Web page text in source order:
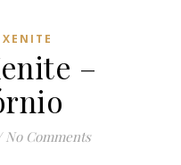
–
No Comments